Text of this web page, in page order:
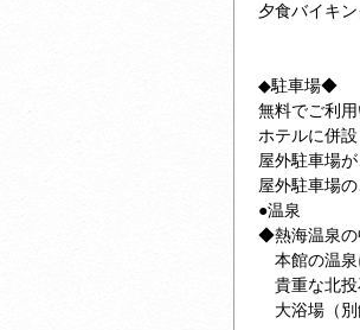
夕食バイキン
◆駐車場◆
無料でご利用
ホテルに併
屋外駐車場
屋外駐車場の
●温泉
◆熱海温泉の
本館の温泉
貴重な北投
大浴場（別